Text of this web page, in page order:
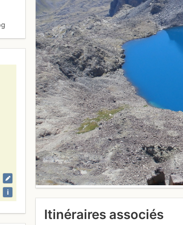
i
Itinéraires associés